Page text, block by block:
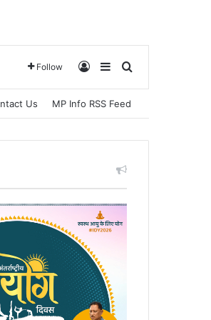
Follow Log InSidebar
Us MP Info RSS Feed